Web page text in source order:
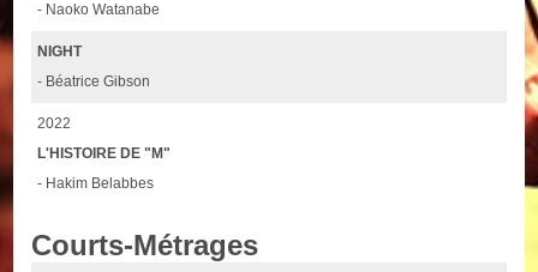
- Naoko Watanabe
NIGHT
- Béatrice Gibson
2022
L'HISTOIRE DE "M"
- Hakim Belabbes
Courts-Métrages